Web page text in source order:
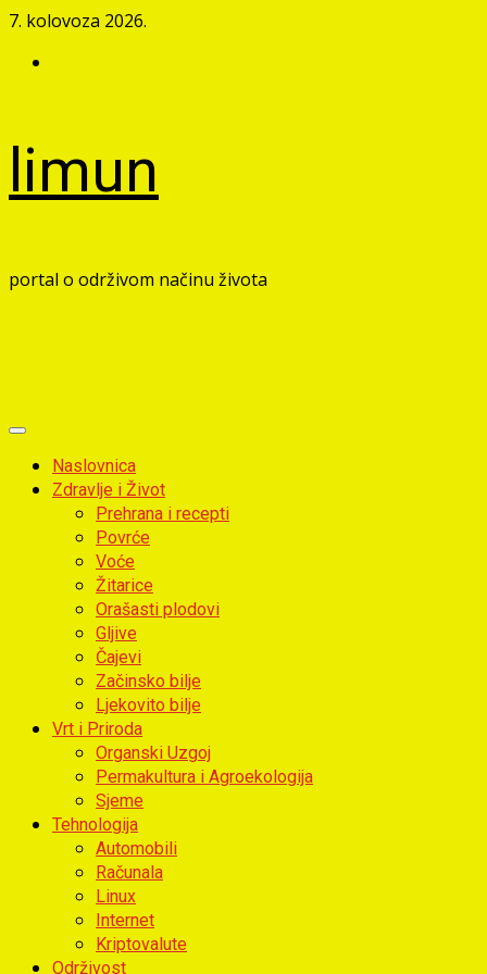
Skip
content
7. kolovoza 2026.
limun
portal o održivom načinu života
Primary
MenuNaslovnica
Zdravlje i Život
Prehrana i recepti
Povrće
Voće
Žitarice
Orašasti plodovi
Gljive
Čajevi
Začinsko bilje
Ljekovito bilje
Vrt i Priroda
Organski Uzgoj
Permakultura i Agroekologija
Sjeme
Tehnologija
Automobili
Računala
Linux
Internet
Kriptovalute
Održivost